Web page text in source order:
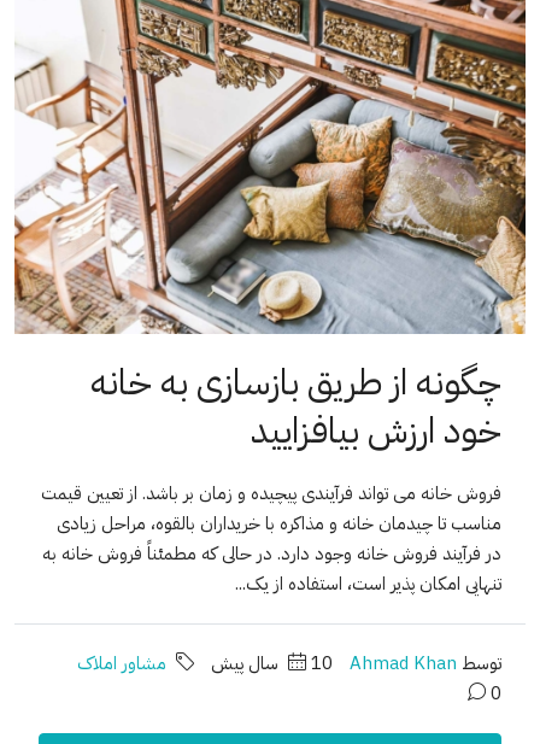
چگونه از طریق بازسازی به خانه
خود ارزش بیافزایید
فروش خانه می تواند فرآیندی پیچیده و زمان بر باشد. از تعیین قیمت
مناسب تا چیدمان خانه و مذاکره با خریداران بالقوه، مراحل زیادی
در فرآیند فروش خانه وجود دارد. در حالی که مطمئناً فروش خانه به
تنهایی امکان پذیر است، استفاده از یک...
توسط Ahmad Khan 10 سال پیش
مشاور املاک
0